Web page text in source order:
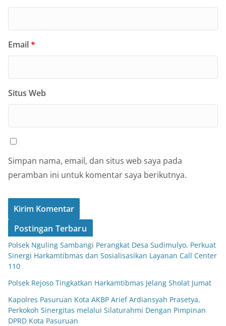
Email*
Situs Web
Simpan nama, email, dan situs web saya pada
peramban ini untuk komentar saya berikutnya.
Postingan Terbaru
Polsek Nguling Sambangi Perangkat Desa Sudimulyo, Perkuat
Sinergi Harkamtibmas dan Sosialisasikan Layanan Call Center
110
Polsek Rejoso Tingkatkan Harkamtibmas Jelang Sholat Jumat
Kapolres Pasuruan Kota AKBP Arief Ardiansyah Prasetya,
Perkokoh Sinergitas melalui Silaturahmi Dengan Pimpinan
DPRD Kota Pasuruan